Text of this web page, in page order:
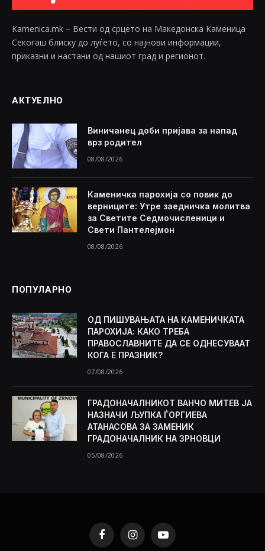
Kamenica.mk – Вести од срцето на Македонска Каменица
Секогаш блиску до луѓето, со најнови информации,
приказни и настани од нашиот град и регионот.
АКТУЕЛНО
Виничанец доби пријава за напад
врз родител
08/08/2026
Каменичка парохија со повик до
верниците: Утре заедничка молитва
за Светите Седмочисленици и
Свети Пантелејмон
08/08/2026
ПОПУЛАРНО
ОД ПИШУВАЊАТА НА КАМЕНИЧКАТА
ПАРОХИЈА: КАКО ТРЕБА
ПРАВОСЛАВНИТЕ ДА СЕ ОДНЕСУВААТ
КОГА Е ПРАЗНИК?
07/08/2026
ГРАДОНАЧАЛНИКОТ ВАНЧО МИТЕВ ЈА
НАЗНАЧИ ЉУПКА ЃОРГИЕВА
АТАНАСОВА ЗА ЗАМЕНИК
ГРАДОНАЧАЛНИК НА ЗРНОВЦИ
05/08/2026
FacebookInstagramYouTube